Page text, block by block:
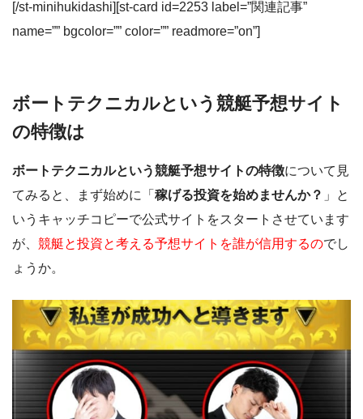
[/st-minihukidashi][st-card id=2253 label=”関連記事”
name=”” bgcolor=”” color=”” readmore=”on”]
ボートテクニカルという競艇予想サイト
の特徴は
ボートテクニカルという競艇予想サイトの特徴について見
てみると、まず始めに「 稼げる投資を始めませんか？ 」と
いうキャッチコピーで公式サイトをスタートさせています
が、 競艇と投資と考える予想サイトを誰が信用するのでし
ょうか。